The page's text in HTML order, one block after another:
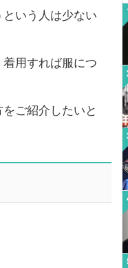
いう人は少ない
用すれば服につ
ご紹介したいと